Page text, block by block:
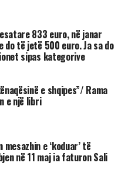
833 euro, në janar
do të jetë 500 euro. Ja sa do
sipas kategorive
e shqipes”/ Rama
e një libri
mesazhin e ‘koduar’ të
në 11 maj ia faturon Sali